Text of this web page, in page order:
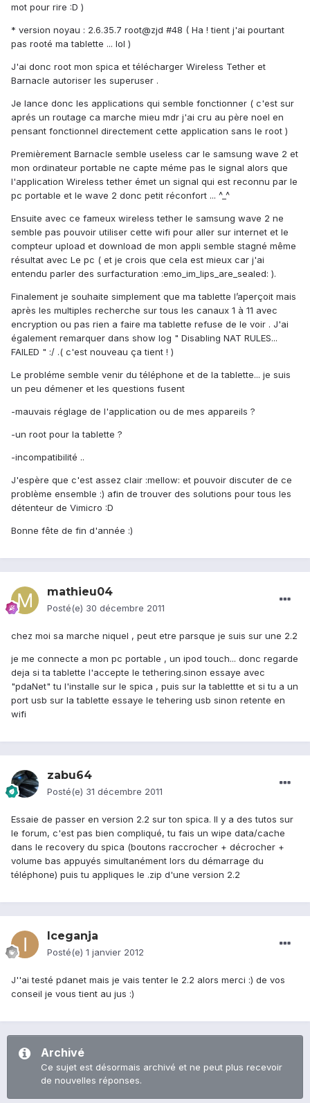
mot pour rire :D )
* version noyau : 2.6.35.7 root@zjd #48 ( Ha ! tient j'ai pourtant
pas rooté ma tablette ... lol )
J'ai donc root mon spica et télécharger Wireless Tether et
Barnacle autoriser les superuser .
Je lance donc les applications qui semble fonctionner ( c'est sur
aprés un routage ca marche mieu mdr j'ai cru au père noel en
pensant fonctionnel directement cette application sans le root )
Premièrement Barnacle semble useless car le samsung wave 2 et
mon ordinateur portable ne capte méme pas le signal alors que
l'application Wireless tether émet un signal qui est reconnu par le
pc portable et le wave 2 donc petit réconfort ... ^_^
Ensuite avec ce fameux wireless tether le samsung wave 2 ne
semble pas pouvoir utiliser cette wifi pour aller sur internet et le
compteur upload et download de mon appli semble stagné même
résultat avec Le pc ( et je crois que cela est mieux car j'ai
entendu parler des surfacturation :emo_im_lips_are_sealed: ).
Finalement je souhaite simplement que ma tablette l’aperçoit mais
après les multiples recherche sur tous les canaux 1 à 11 avec
encryption ou pas rien a faire ma tablette refuse de le voir . J'ai
également remarquer dans show log " Disabling NAT RULES...
FAILED " :/ .( c'est nouveau ça tient ! )
Le probléme semble venir du téléphone et de la tablette... je suis
un peu démener et les questions fusent
-mauvais réglage de l'application ou de mes appareils ?
-un root pour la tablette ?
-incompatibilité ..
J'espère que c'est assez clair :mellow: et pouvoir discuter de ce
problème ensemble :) afin de trouver des solutions pour tous les
détenteur de Vimicro :D
Bonne fête de fin d'année :)
mathieu04
Posté(e) 30 décembre 2011
chez moi sa marche niquel , peut etre parsque je suis sur une 2.2
je me connecte a mon pc portable , un ipod touch... donc regarde
deja si ta tablette l'accepte le tethering.sinon essaye avec
"pdaNet" tu l'installe sur le spica , puis sur la tablettte et si tu a un
port usb sur la tablette essaye le tehering usb sinon retente en
wifi
zabu64
Posté(e) 31 décembre 2011
Essaie de passer en version 2.2 sur ton spica. Il y a des tutos sur
le forum, c'est pas bien compliqué, tu fais un wipe data/cache
dans le recovery du spica (boutons raccrocher + décrocher +
volume bas appuyés simultanément lors du démarrage du
téléphone) puis tu appliques le .zip d'une version 2.2
Iceganja
Posté(e) 1 janvier 2012
J''ai testé pdanet mais je vais tenter le 2.2 alors merci :) de vos
conseil je vous tient au jus :)
Archivé
Ce sujet est désormais archivé et ne peut plus recevoir
de nouvelles réponses.